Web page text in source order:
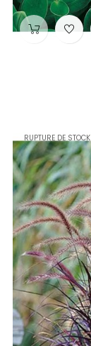
RUPTURE DE STOCK